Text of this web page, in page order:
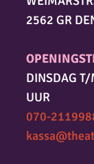
2562 GR
DINSDAG
UUR
070-